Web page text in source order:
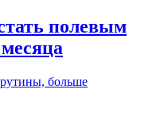
полевым